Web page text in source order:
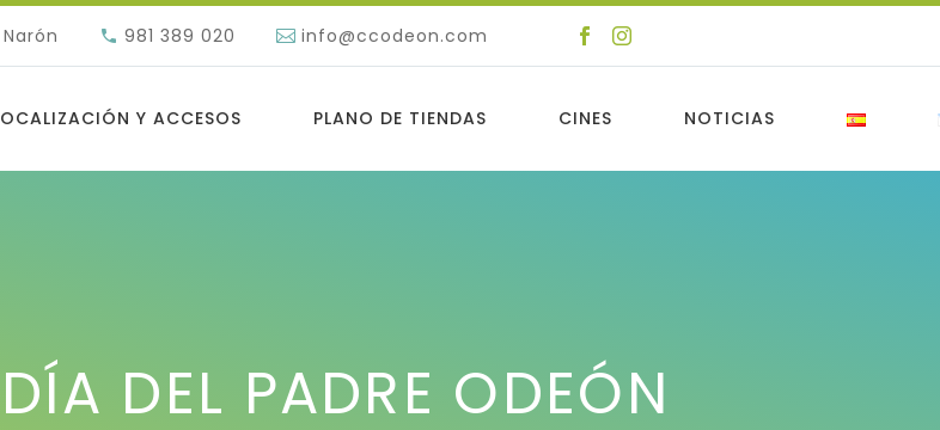
981 389 020 info@ccodeon.com
Y ACCESOS PLANO DE TIENDAS CINES NOTICIAS
DEL PADRE ODEÓN